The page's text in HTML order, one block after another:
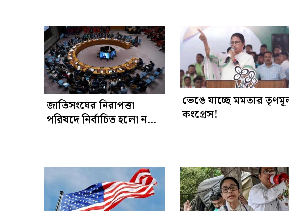
জাতিসংঘের নিরাপত্তা
পরিষদে নির্বাচিত হলো নতুন
ভেঙে যাচ্ছে মমতার
কংগ্রেস!